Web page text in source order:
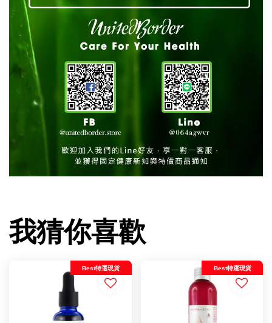
我猜你喜歡
Best特選現貨 Best特選現貨